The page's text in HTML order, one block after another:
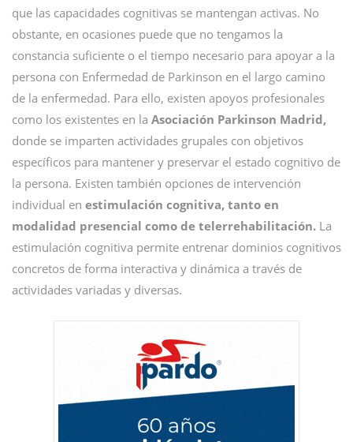
que las capacidades cognitivas se mantengan activas. No
obstante, en ocasiones puede que no tengamos la
constancia suficiente o el tiempo necesario para apoyar a la
persona con Enfermedad de Parkinson en el largo camino
de la enfermedad. Para ello, existen apoyos profesionales
como los existentes en la Asociación Parkinson Madrid,
donde se imparten actividades grupales con objetivos
específicos para mantener y preservar el estado cognitivo de
la persona. Existen también opciones de intervención
individual en estimulación cognitiva, tanto en
modalidad presencial como de telerrehabilitación. La
estimulación cognitiva permite entrenar dominios cognitivos
concretos de forma interactiva y dinámica a través de
actividades variadas y diversas.